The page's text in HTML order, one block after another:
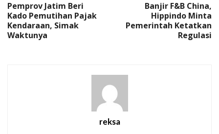
Pemprov Jatim Beri
Kado Pemutihan Pajak
Kendaraan, Simak
Waktunya
Banjir F&B China,
Hippindo Minta
Pemerintah Ketatkan
Regulasi
reksa